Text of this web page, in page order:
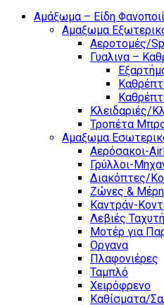
Αμάξωμα – Είδη
Αμαξωμα
Αεροτομές/
Γυαλινα –
Κλειδαριές/
Τροπέτα
Αμαξωμα
Αερόσακοι-
Γρύλλοι-
Διακόπτες/
Ζώνες & Μέρη
Καντράν-
Λεβιές
Μοτέρ για
Οργανα
Πλαφονιέρες
Ταμπλό
Χειρόφρενο
Καθίσματα/